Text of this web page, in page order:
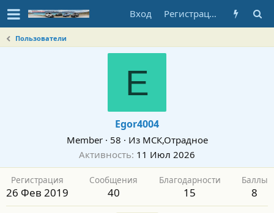
Вход Регистрация
Пользователи
E
Egor4004
Member · 58 · Из МСК,Отрадное
Активность 11 Июл 2026
Регистрация
26 Фев 2019
Сообщения
40
Благодарности
15
Баллы
8